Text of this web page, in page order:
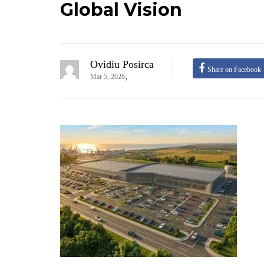
Global Vision
Ovidiu Posirca
Mar 5, 2026, Share on Facebook